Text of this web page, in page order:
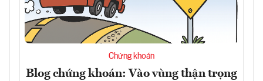
Chứng khoán
Blog chứng khoán: Vào vùng thận trọng